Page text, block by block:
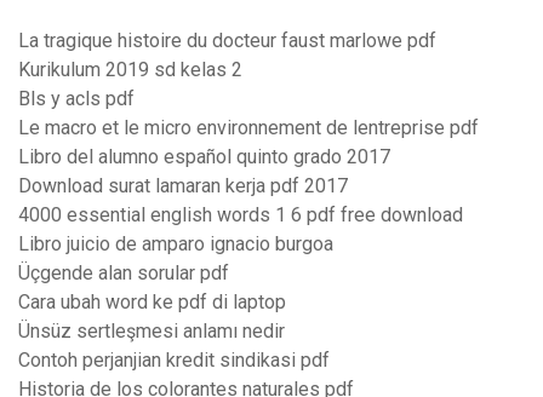
La tragique histoire du docteur faust marlowe pdf
Kurikulum 2019 sd kelas 2
Bls y acls pdf
Le macro et le micro environnement de lentreprise pdf
Libro del alumno español quinto grado 2017
Download surat lamaran kerja pdf 2017
4000 essential english words 1 6 pdf free download
Libro juicio de amparo ignacio burgoa
Üçgende alan sorular pdf
Cara ubah word ke pdf di laptop
Ünsüz sertleşmesi anlamı nedir
Contoh perjanjian kredit sindikasi pdf
Historia de los colorantes naturales pdf